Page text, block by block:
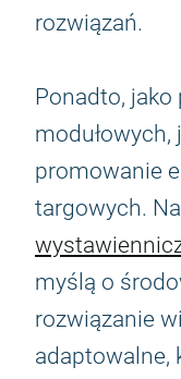
rozwiązań.
Ponadto,
promowanie
targowych.
myślą o
rozwiązanie
adaptowalne,